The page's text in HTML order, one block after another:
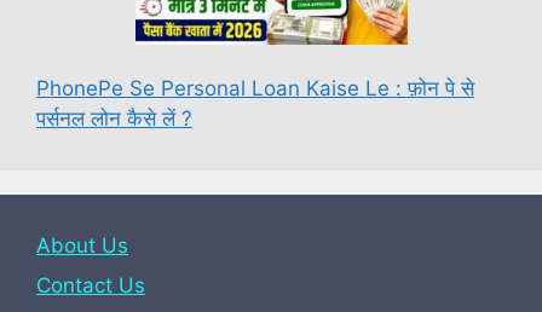
PhonePe Se Personal Loan Kaise Le : फ़ोन पे से
पर्सनल लोन कैसे लें ?
About Us
Contact Us